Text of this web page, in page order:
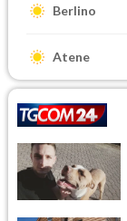
Berlino
Atene